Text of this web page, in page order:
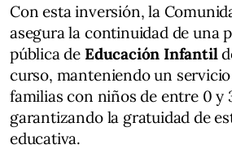
Con esta inversión, la
asegura la continuidad de una
pública de Educación Infantil
curso, manteniendo un
familias con niños de entre 0 y
garantizando la gratuidad de
educativa.